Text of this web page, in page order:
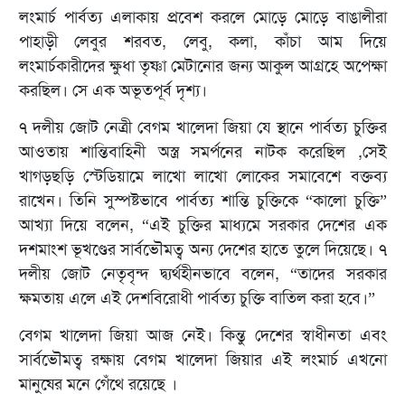
লংমার্চ পার্বত্য এলাকায় প্রবেশ করলে মোড়ে মোড়ে বাঙালীরা
পাহাড়ী লেবুর শরবত, লেবু, কলা, কাঁচা আম দিয়ে
লংমার্চকারীদের ক্ষুধা তৃষ্ণা মেটানোর জন্য আকুল আগ্রহে অপেক্ষা
করছিল। সে এক অভূতপূর্ব দৃশ্য।
৭ দলীয় জোট নেত্রী বেগম খালেদা জিয়া যে স্থানে পার্বত্য চুক্তির
আওতায় শান্তিবাহিনী অস্ত্র সমর্পনের নাটক করেছিল ,সেই
খাগড়ছড়ি স্টেডিয়ামে লাখো লাখো লোকের সমাবেশে বক্তব্য
রাখেন। তিনি সুস্পষ্টভাবে পার্বত্য শান্তি চুক্তিকে “কালো চুক্তি”
আখ্যা দিয়ে বলেন, “এই চুক্তির মাধ্যমে সরকার দেশের এক
দশমাংশ ভূখণ্ডের সার্বভৌমত্ব অন্য দেশের হাতে তুলে দিয়েছে। ৭
দলীয় জোট নেতৃবৃন্দ দ্ব্যর্থহীনভাবে বলেন, “তাদের সরকার
ক্ষমতায় এলে এই দেশবিরোধী পার্বত্য চুক্তি বাতিল করা হবে।”
বেগম খালেদা জিয়া আজ নেই। কিন্তু দেশের স্বাধীনতা এবং
সার্বভৌমত্ব রক্ষায় বেগম খালেদা জিয়ার এই লংমার্চ এখনো
মানুষের মনে গেঁথে রয়েছে ।